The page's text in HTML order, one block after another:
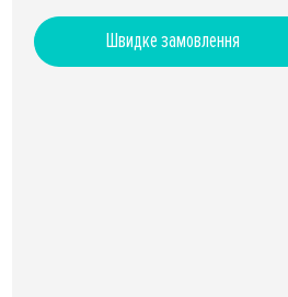
Швидке замовлення